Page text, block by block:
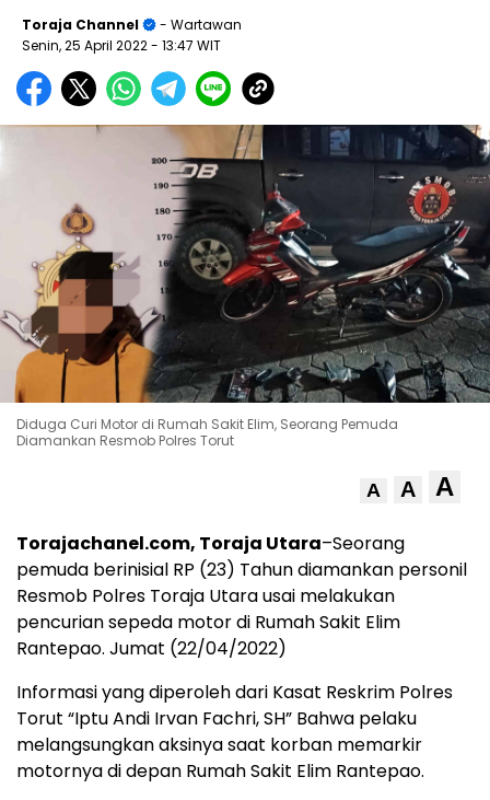
Toraja Channel
- Wartawan
Senin, 25 April 2022- 13:47 WIT
Diduga Curi Motor di Rumah Sakit Elim, Seorang Pemuda
Diamankan Resmob Polres Torut
A A A
Torajachanel.com, Toraja Utara–Seorang
pemuda berinisial RP (23) Tahun diamankan personil
Resmob Polres Toraja Utara usai melakukan
pencurian sepeda motor di Rumah Sakit Elim
Rantepao. Jumat (22/04/2022)
Informasi yang diperoleh dari Kasat Reskrim Polres
Torut “Iptu Andi Irvan Fachri, SH” Bahwa pelaku
melangsungkan aksinya saat korban memarkir
motornya di depan Rumah Sakit Elim Rantepao.